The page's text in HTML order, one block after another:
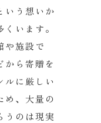
いう想いか
います。
や施設で
から寄贈を
ルに厳しい
め、大量の
うのは現実